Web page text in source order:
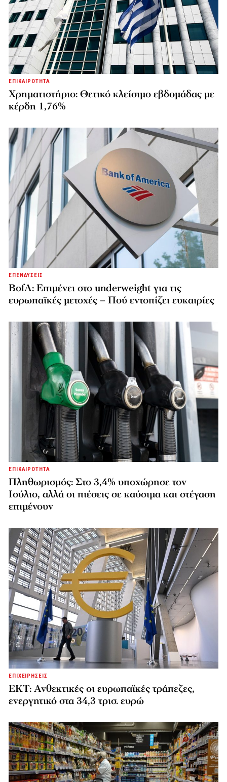
ΕΠΙΚΑΙΡΟΤΗΤΑ
Χρηματιστήριο: Θετικό κλείσιμο εβδομάδας με
κέρδη 1,76%
ΕΠΕΝΔΥΣΕΙΣ
BofA: Επιμένει στο underweight για τις
ευρωπαϊκές μετοχές – Πού εντοπίζει ευκαιρίες
ΕΠΙΚΑΙΡΟΤΗΤΑ
Πληθωρισμός: Στο 3,4% υποχώρησε τον
Ιούλιο, αλλά οι πιέσεις σε καύσιμα και στέγαση
επιμένουν
ΕΠΙΧΕΙΡΗΣΕΙΣ
ΕΚΤ: Ανθεκτικές οι ευρωπαϊκές τράπεζες,
ενεργητικό στα 34,3 τρισ. ευρώ